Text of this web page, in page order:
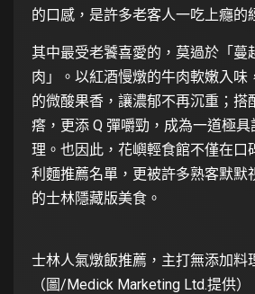
的口感，是許多老客人一吃上癮的
其中最受老饕喜愛的，莫過於「蔓
肉」。以紅酒慢燉的牛肉軟嫩入味
的微酸果香，讓濃郁不再沉重；搭
瘩，更添 Q 彈嚼勁，成為一道極
理。也因此，花嶼輕食館不僅在口
利麵推薦名單，更被許多熟客默默
的士林隱藏版美食。
士林人氣燉飯推薦，主打無添加料
（圖/Medick Marketing Ltd.提供）